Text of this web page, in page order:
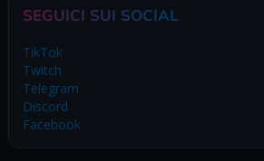
SEGUICI SUI SOCIAL
TikTok
Twitch
Telegram
Discord
Facebook